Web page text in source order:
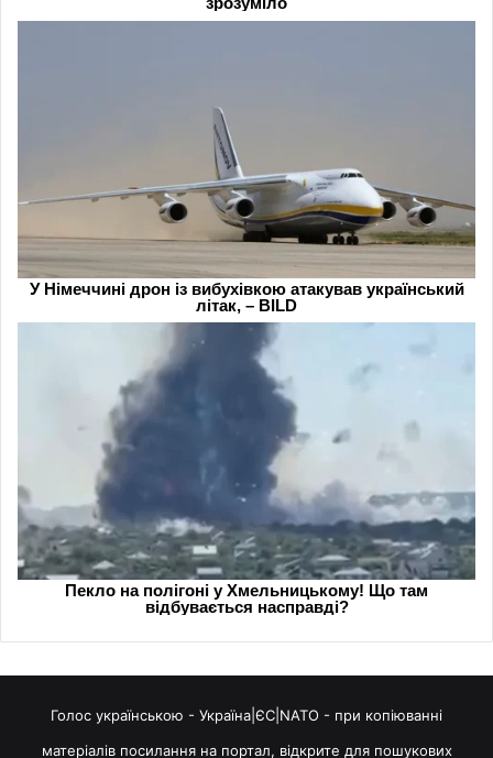
Голос українською - Україна|ЄС|NATO - при копіюванні
матеріалів посилання на портал, відкрите для пошукових